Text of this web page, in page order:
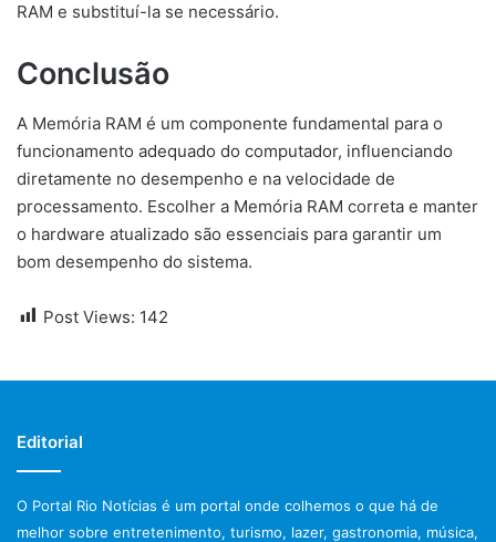
RAM e substituí-la se necessário.
Conclusão
A Memória RAM é um componente fundamental para o
funcionamento adequado do computador, influenciando
diretamente no desempenho e na velocidade de
processamento. Escolher a Memória RAM correta e manter
o hardware atualizado são essenciais para garantir um
bom desempenho do sistema.
Post Views: 142
Editorial
O Portal Rio Notícias é um portal onde colhemos o que há de
melhor sobre entretenimento, turismo, lazer, gastronomia, música,